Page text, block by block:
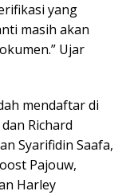
yang
masih akan
Ujar
mendaftar di
Richard
Syarifidin Saafa,
Pajouw,
Harley